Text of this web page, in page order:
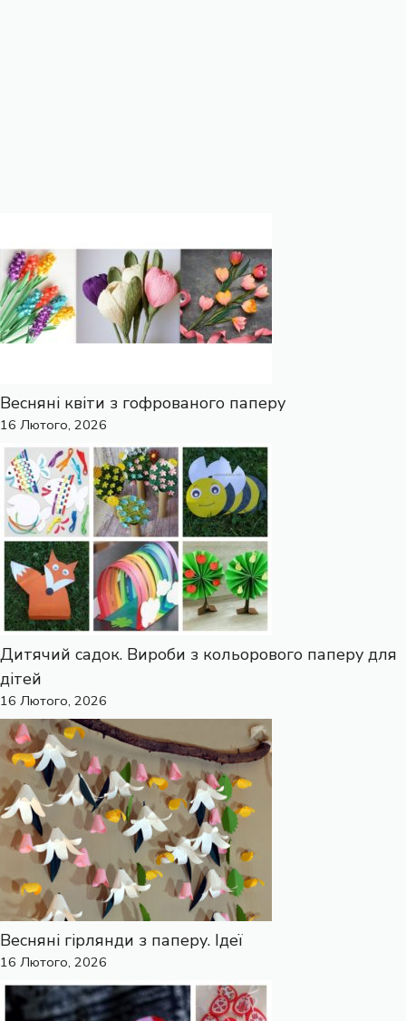
Весняні квіти з гофрованого паперу
16 Лютого, 2026
Дитячий садок. Вироби з кольорового паперу для
дітей
16 Лютого, 2026
Весняні гірлянди з паперу. Ідеї
16 Лютого, 2026